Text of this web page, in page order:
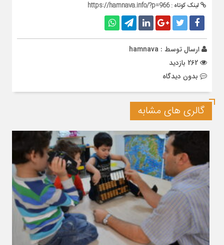
لینک کوتاه :https://hamnava.info/?p=966
ارسال توسط : hamnava
بدون دیدگاه
گالری های مشابه